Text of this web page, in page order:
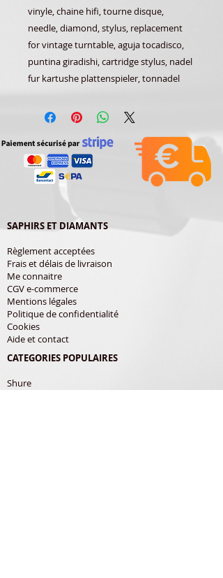
vinyle, chaine hifi, tourne disque,
needle, diamond, stylus, replacement
for vintage turntable, aguja tocadisco,
puntina giradishi, cartridge stylus, nadel
fur kartushe plattenspieler, tonnadel
SAPHIRS ET DIAMANTS
Règlement acceptées
Frais et délais de livraison
Me connaitre
CGV e-commerce
Mentions légales
Politique de confidentialité
Cookies
Aide et contact
CATEGORIES POPULAIRES
Shure